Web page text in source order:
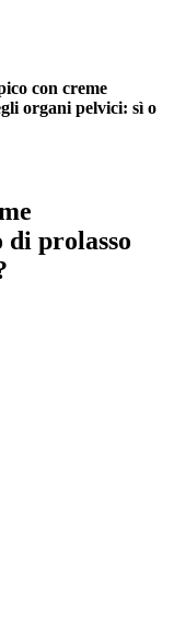
con creme
organi pelvici: sì o
di prolasso